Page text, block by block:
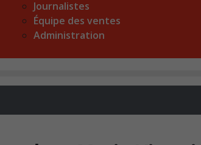
Journalistes
Équipe des ventes
Administration